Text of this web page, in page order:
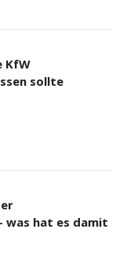
KfW
sollte
was hat es damit